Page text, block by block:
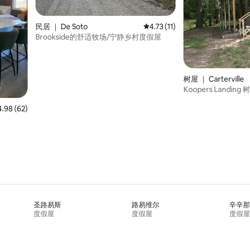
评分 4.98 分（满分 5 分），共 62 条评价
(62)
民居 ｜ De Soto 平均评分 4.73 分（满分 5 分），
4.73 (11)
Brookside的舒适牧场/宁静乡村度假屋
树屋 ｜ Carterville
Koopers Landing
圣路易斯
度假屋
路易维尔
度假屋
辛辛
度假屋